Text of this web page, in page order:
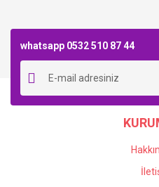
whatsapp 0532 510 87 44